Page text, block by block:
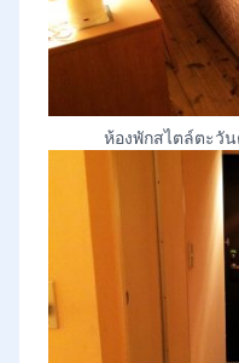
ห้องพักสไตล์ตะวัน